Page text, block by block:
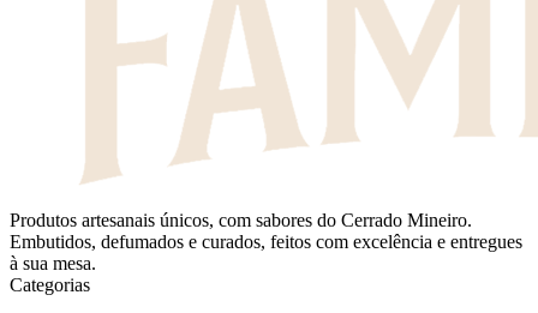
Produtos artesanais únicos, com sabores do Cerrado Mineiro.
Embutidos, defumados e curados, feitos com excelência e entregues
à sua mesa.
Categorias